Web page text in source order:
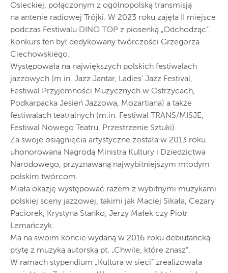
Osieckiej, połączonym z ogólnopolską transmisją
na antenie radiowej Trójki. W 2023 roku zajęła II miejsce
podczas Festiwalu DINO TOP z piosenką „Odchodząc”.
Konkurs ten był dedykowany twórczości Grzegorza
Ciechowskiego.
Występowała na największych polskich festiwalach
jazzowych (m.in. Jazz Jantar, Ladies’ Jazz Festival,
Festiwal Przyjemności Muzycznych w Ostrzycach,
Podkarpacka Jesień Jazzowa, Mozartiana) a także
festiwalach teatralnych (m.in. Festiwal TRANS/MISJE,
Festiwal Nowego Teatru, Przestrzenie Sztuki).
Za swoje osiągnięcia artystyczne została w 2013 roku
uhonorowana Nagrodą Ministra Kultury i Dziedzictwa
Narodowego, przyznawaną najwybitniejszym młodym
polskim twórcom.
Miała okazję występować razem z wybitnymi muzykami
polskiej sceny jazzowej, takimi jak Maciej Sikała, Cezary
Paciorek, Krystyna Stańko, Jerzy Małek czy Piotr
Lemańczyk.
Ma na swoim koncie wydaną w 2016 roku debiutancką
płytę z muzyką autorską pt. „Chwile, które znasz”.
W ramach stypendium „Kultura w sieci” zrealizowała